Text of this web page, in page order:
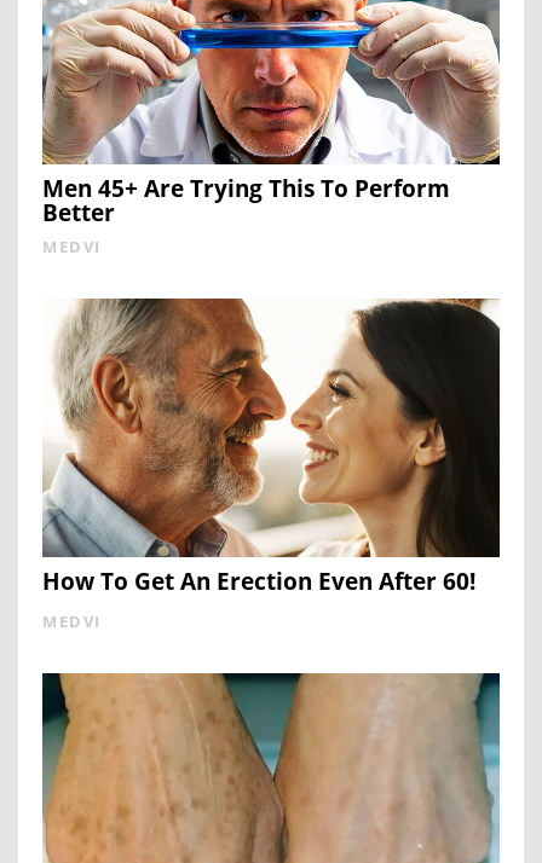
Men 45+ Are Trying This To Perform
Better
MEDVI
How To Get An Erection Even After 60!
MEDVI